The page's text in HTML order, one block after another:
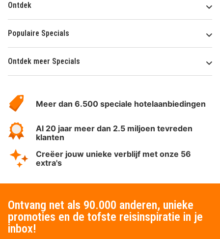
Ontdek
Populaire Specials
Ontdek meer Specials
HotelSpecials
Meer dan 6.500 speciale hotelaanbiedingen
Al 20 jaar meer dan 2.5 miljoen tevreden
klanten
Creëer jouw unieke verblijf met onze 56
extra's
Ontvang net als 90.000 anderen, unieke
promoties en de tofste reisinspiratie in je
inbox!